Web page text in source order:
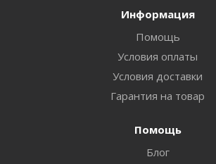
Информация
Помощь
Условия оплаты
Условия доставки
Гарантия на товар
Помощь
Блог